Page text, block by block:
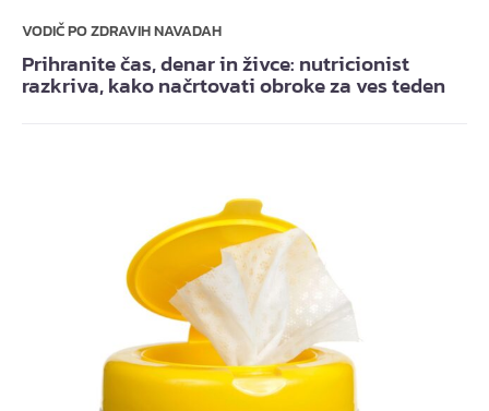
VODIČ PO ZDRAVIH NAVADAH
Prihranite čas, denar in živce: nutricionist
razkriva, kako načrtovati obroke za ves teden